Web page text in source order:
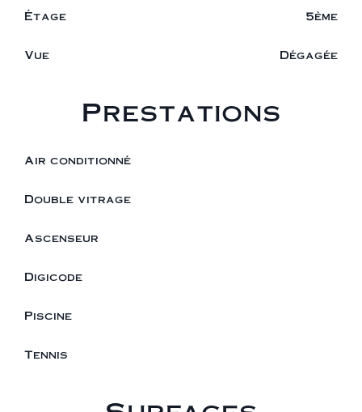
Étage 5ème
Vue Dégagée
Prestations
Air conditionné
Double vitrage
Ascenseur
Digicode
Piscine
Tennis